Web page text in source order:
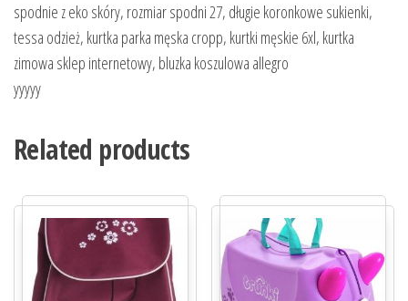
spodnie z eko skóry, rozmiar spodni 27, długie koronkowe sukienki,
tessa odzież, kurtka parka męska cropp, kurtki męskie 6xl, kurtka
zimowa sklep internetowy, bluzka koszulowa allegro
yyyyy
Related products